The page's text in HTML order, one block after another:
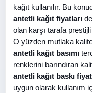
kağıt kullanılır. Bu
antetli kağıt fiyatları
olan karşı tarafa
O yüzden mutlaka
antetli kağıt basımı
renklerini barındıran
antetli kağıt baskı
uygun olarak kullanım